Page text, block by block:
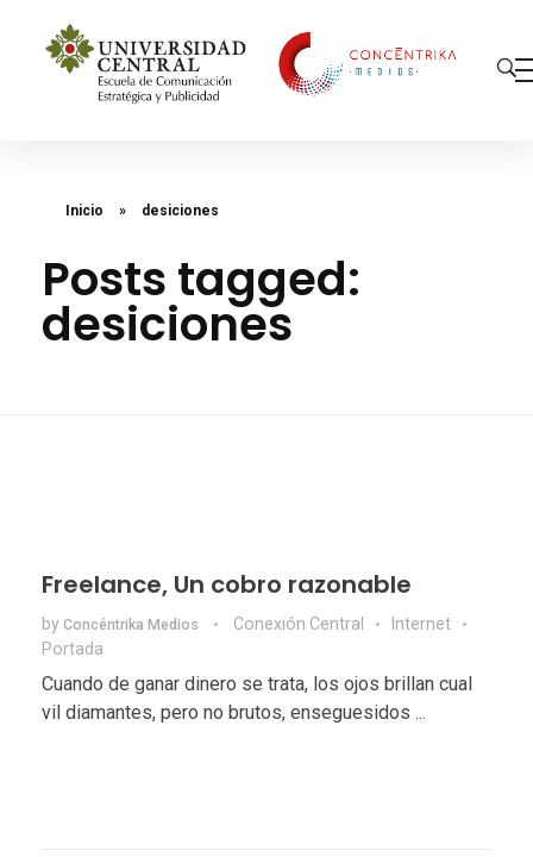
Inicio » desiciones
Posts tagged:
desiciones
Freelance, Un cobro razonable
by Concéntrika Medios Conexión Central
Internet
Portada
Cuando de ganar dinero se trata, los ojos brillan cual
vil diamantes, pero no brutos, enseguesidos ...